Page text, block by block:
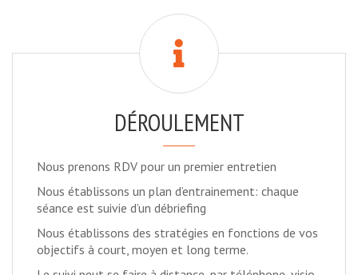
DÉROULEMENT
Nous prenons RDV pour un premier entretien
Nous établissons un plan d’entrainement: chaque
séance est suivie d’un débriefing
Nous établissons des stratégies en fonctions de vos
objectifs à court, moyen et long terme.